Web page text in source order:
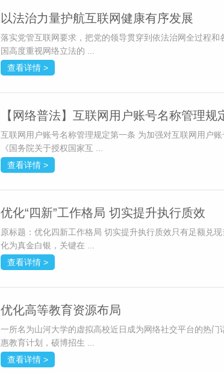
以法治力量护航互联网健康有序发展
落实党管互联网要求，把党的领导贯穿到依法治网全过程
国高度重视网络立法的 ...
查看详情 >
【网络普法】互联网用户账号名称管理规
互联网用户账号名称管理规定第一条 为加强对互联网用户
《国务院关于授权国家互 ...
查看详情 >
优化“四新”工作格局 切实提升执行质效
原标题：优化四新工作格局 切实提升执行质效只有足额兑
化为真金白银，关键在 ...
查看详情 >
优化高等教育资源布局
一所名为山河大学的虚拟高校近日成为网络社交平台的热
惠教育计划，硕博招生 ...
查看详情 >